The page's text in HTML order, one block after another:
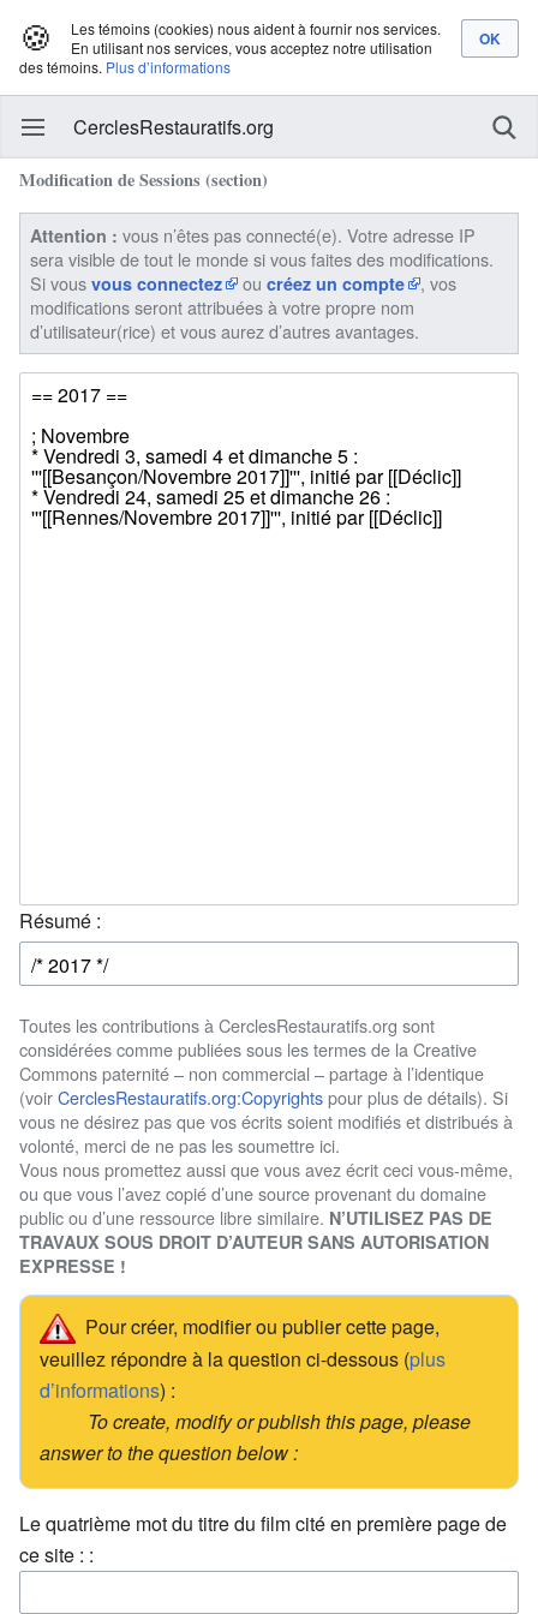
🍪
Les témoins (cookies) nous aident à fournir nos services.
En utilisant nos services, vous acceptez notre utilisation
des témoins. Plus d’informations
CerclesRestauratifs.org
Modification de Sessions (section)
Attention : vous n’êtes pas connecté(e). Votre adresse IP
sera visible de tout le monde si vous faites des modifications.
Si vous vous connectez ou créez un compte
, vos
modifications seront attribuées à votre propre nom
d’utilisateur(rice) et vous aurez d’autres avantages.
Résumé :
Toutes les contributions à CerclesRestauratifs.org sont
considérées comme publiées sous les termes de la Creative
Commons paternité – non commercial – partage à l’identique
(voirCerclesRestauratifs.org:Copyrightspour plus de détails). Si
vous ne désirez pas que vos écrits soient modifiés et distribués à
volonté, merci de ne pas les soumettre ici.
Vous nous promettez aussi que vous avez écrit ceci vous-même,
ou que vous l’avez copié d’une source provenant du domaine
public ou d’une ressource libre similaire. N’UTILISEZ PAS DE
TRAVAUX SOUS DROIT D’AUTEUR SANS AUTORISATION
EXPRESSE !
Pour créer, modifier ou publier cette page,
veuillez répondre à la question ci-dessous (plus
d’informations) :
To create, modify or publish this page, please
answer to the question below :
Le quatrième mot du titre du film cité en première page de
ce site : :